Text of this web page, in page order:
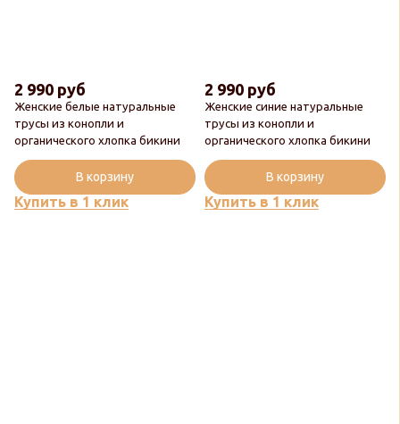
Женские белые натуральные
трусы из конопли и
органического хлопка бикини
2 990 руб
Купить в 1 клик
В корзину
Женские синие натуральные
трусы из конопли и
органического хлопка бикини
2 990 руб
Купить в 1 клик
В корзину